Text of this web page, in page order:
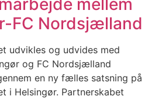
mellem
FC Nordsjælland
udvikles og udvides med
og FC Nordsjælland
en ny fælles satsning på
i Helsingør. Partnerskabet